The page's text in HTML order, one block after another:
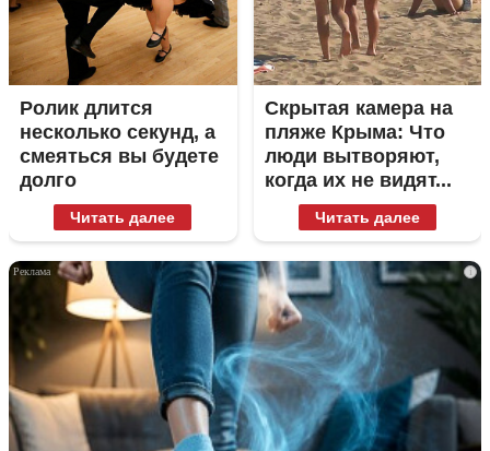
Ролик длится
несколько секунд, а
смеяться вы будете
долго
Читать далее
Скрытая камера на
пляже Крыма: Что
люди вытворяют,
когда их не видят...
Читать далее
i